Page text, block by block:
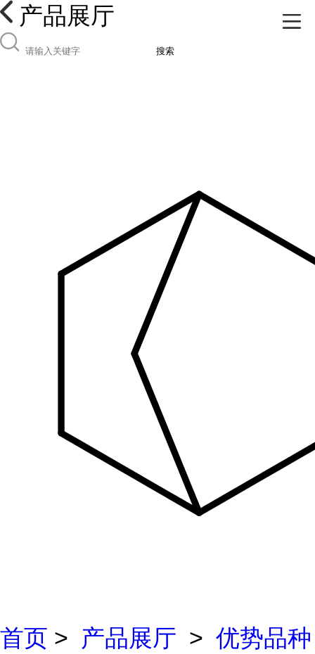
产品展厅
搜索
首页 > 产品展厅 > 优势品种